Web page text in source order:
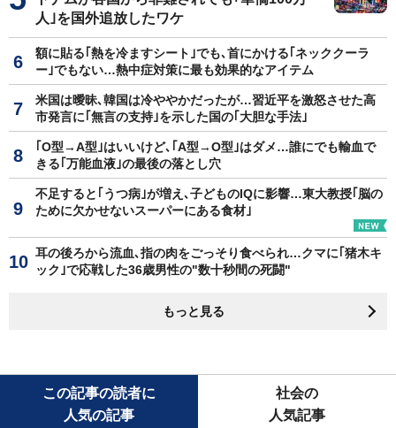
人｣を国外追放したワケ
額に貼る｢熱を冷ますシート｣でも､首にかける｢ネッククーラ
ー｣でもない…熱中症対策に最も効果的なアイテム
米国は曖昧､韓国は冷ややかだったが…習近平を激怒させた高
市発言に｢無言の支持｣を示した国の｢大胆な手法｣
｢O型→A型｣はいいけど､｢A型→O型｣はダメ…誰にでも輸血で
きる｢万能血液｣の最後の落とし穴
不足すると｢うつ病｣が増え､子どものIQに影響…東大教授｢脳の
ために欠かせないスーパーにある食材｣
耳の後ろから流血､指の肉をごっそり食べられ…クマに｢猪木キ
ック｣で応戦した36歳男性の"数十秒間の死闘"
もっと見る
この記事の読者に
人気の記事
社会の
人気記事